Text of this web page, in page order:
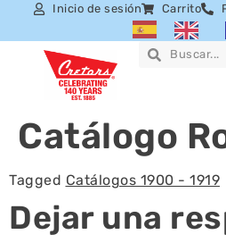
Inicio de sesión Carrito
Catálogo
Tagged Catálogos 1900 - 1919
Dejar una